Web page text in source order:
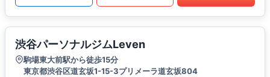
渋谷パーソナルジムLeven
駒場東大前駅から徒歩15分
東京都渋谷区道玄坂1-15-3プリメーラ道玄坂804